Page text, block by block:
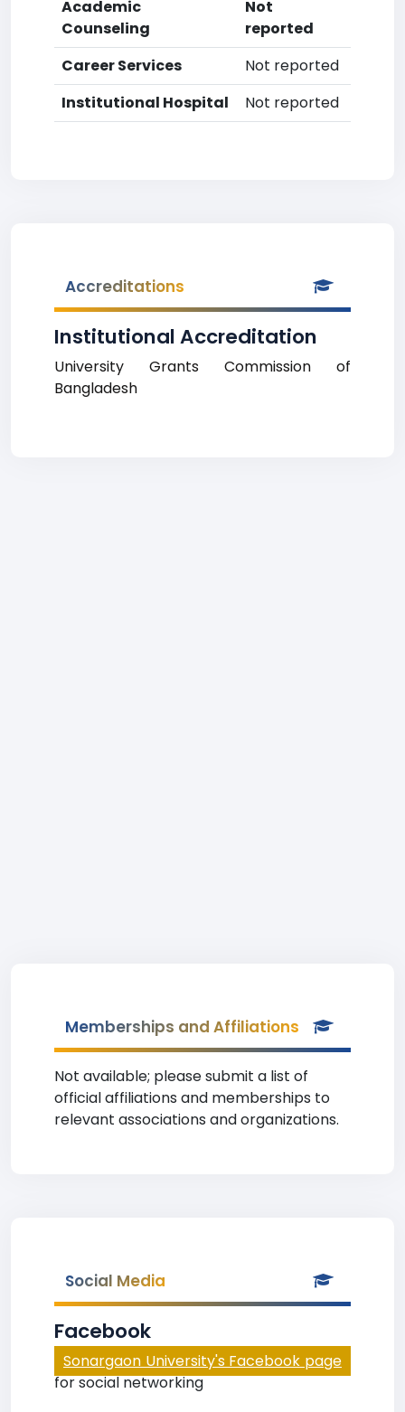
Academic
Counseling
Not
reported
Career Services
Not reported
Institutional Hospital
Not reported
Accreditations
Institutional Accreditation
University Grants Commission of
Bangladesh
Memberships and Affiliations
Not available; please submit a list of
official affiliations and memberships to
relevant associations and organizations.
Social Media
Facebook
Sonargaon University's Facebook page
for social networking